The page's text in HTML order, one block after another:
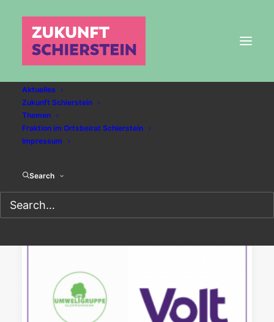
Aktuelles
Zukunft Schierstein
Themen
Fraktion im Ortsbeirat Schierstein
Impressum
Search
ckp